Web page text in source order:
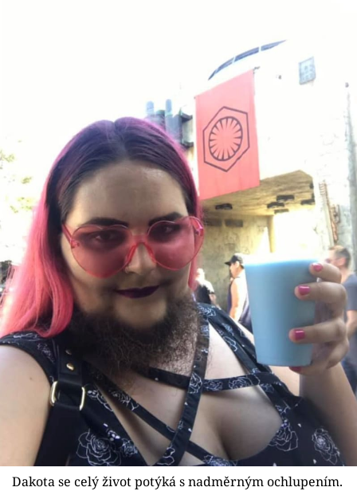
Dakota se celý život potýká s nadměrným ochlupením.